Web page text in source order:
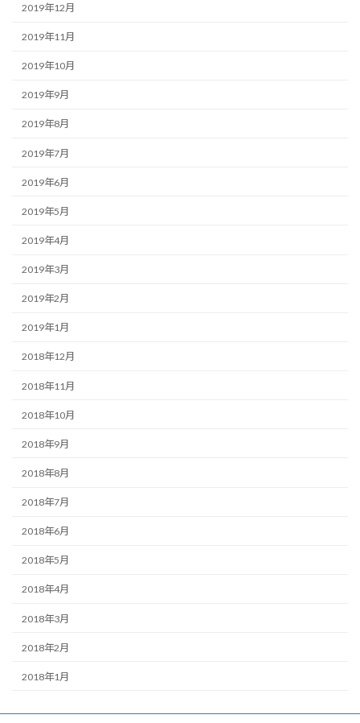
2019年12月
2019年11月
2019年10月
2019年9月
2019年8月
2019年7月
2019年6月
2019年5月
2019年4月
2019年3月
2019年2月
2019年1月
2018年12月
2018年11月
2018年10月
2018年9月
2018年8月
2018年7月
2018年6月
2018年5月
2018年4月
2018年3月
2018年2月
2018年1月